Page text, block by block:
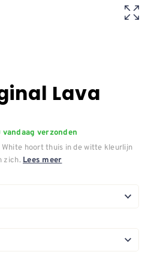
Lava
verzonden
hoort thuis in de witte kleurlijn
zich. Lees meer